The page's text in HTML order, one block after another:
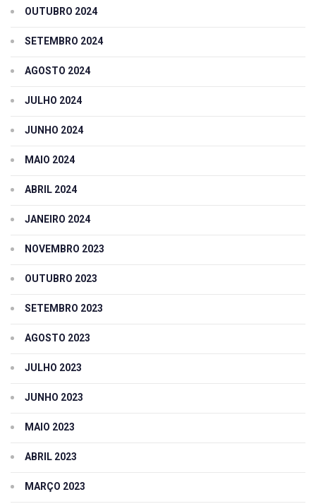
OUTUBRO 2024
SETEMBRO 2024
AGOSTO 2024
JULHO 2024
JUNHO 2024
MAIO 2024
ABRIL 2024
JANEIRO 2024
NOVEMBRO 2023
OUTUBRO 2023
SETEMBRO 2023
AGOSTO 2023
JULHO 2023
JUNHO 2023
MAIO 2023
ABRIL 2023
MARÇO 2023